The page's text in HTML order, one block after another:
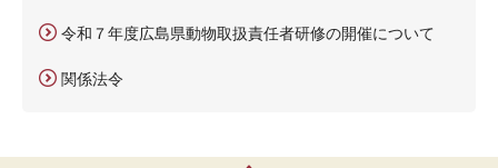
令和７年度広島県動物取扱責任者研修の開催について
関係法令